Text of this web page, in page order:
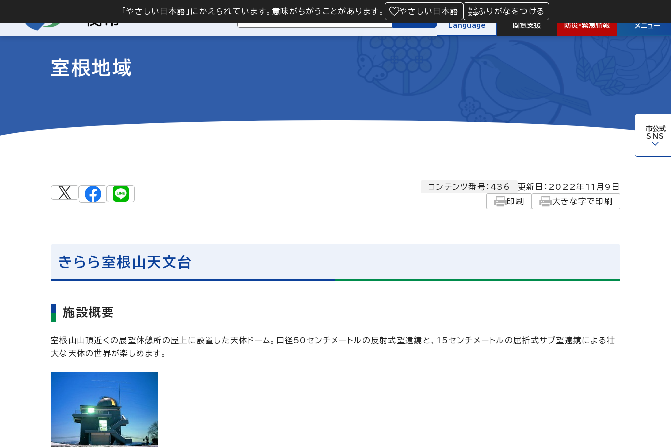
「やさしい日本語」にかえられています。意味がちがうことがあります。 やさしい日本語 ふりがなをつける
検索
Language 閲覧支援 防災・緊急情報 メニュー
市公式
SNS
室根地域
コンテンツ番号：436 更新日： 2022年11月9日
印刷
大きな字で印刷
きらら室根山天文台
施設概要
室根山山頂近くの展望休憩所の屋上に設置した天体ドーム。口径50センチメートルの反射式望遠鏡と、15センチメートルの屈折式サブ望遠鏡による壮
大な天体の世界が楽しめます。